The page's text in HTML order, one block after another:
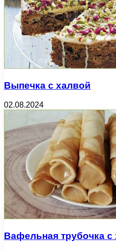
Выпечка с халвой
02.08.2024
Вафельная трубочка с